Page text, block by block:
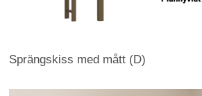
Sprängskiss med mått (D)